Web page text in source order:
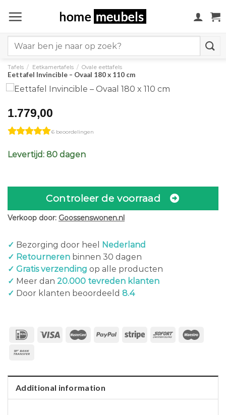
naar
for:
Tafels / Eetkamertafels / Ovale eettafels
Eettafel Invincible – Ovaal 180 x 110 cm
1.779,00
6 beoordelingen
Levertijd: 80 dagen
Controleer de voorraad
Verkoop door: Goossenswonen.nl
✓ Bezorging door heel
Nederland
✓ Retourneren binnen 30 dagen
✓ Gratis verzending op alle producten
✓ Meer dan 20.000 tevreden klanten
✓ Door klanten beoordeeld 8.4
Additional information